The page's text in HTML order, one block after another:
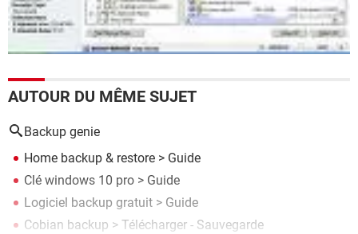
AUTOUR DU MÊME SUJET
Backup genie
Home backup & restore > Guide
Clé windows 10 pro > Guide
Logiciel backup gratuit > Guide
Cobian backup > Télécharger - Sauvegarde